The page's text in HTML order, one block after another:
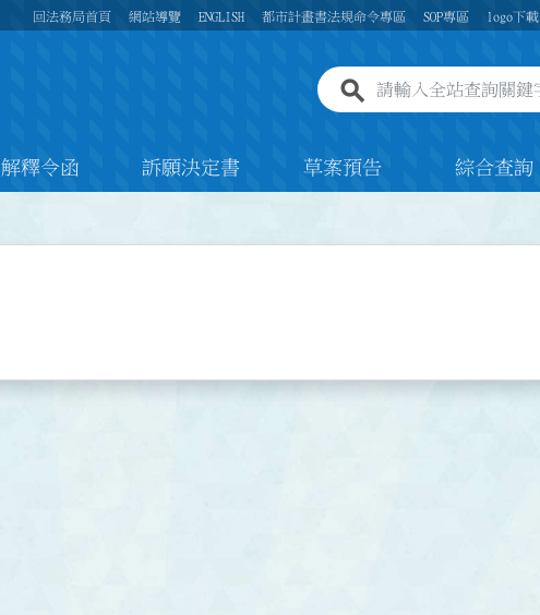
回法務局首頁 網站導覽 ENGLISH 都市計畫書法規命令專區 SOP專區 logo下載
全站查詢關鍵字欄位
解釋令函 訴願決定書 草案預告 綜合查詢